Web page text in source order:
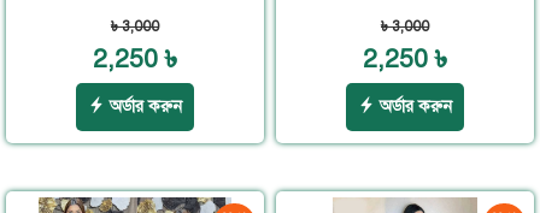
৳ 3,000
2,250 ৳
অর্ডার করুন
৳ 3,000
2,250 ৳
অর্ডার করুন